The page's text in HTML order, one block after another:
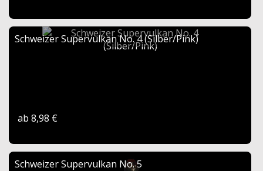
Schweizer Supervulkan No. 4 (Silber/Pink)
ab 8,98 €
Schweizer Supervulkan No. 5